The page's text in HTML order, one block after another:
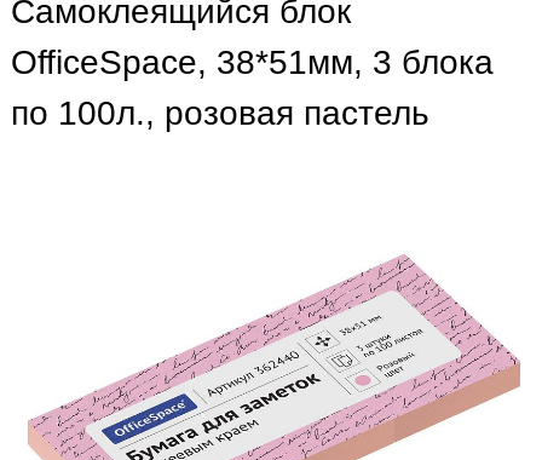
Самоклеящийся блок
OfficeSpace, 38*51мм, 3 блока
по 100л., розовая пастель